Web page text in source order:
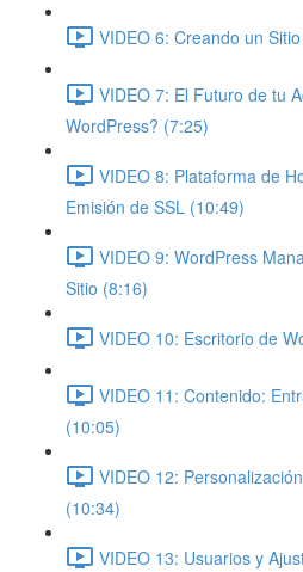
VIDEO 6: Creando un
VIDEO 7: El Futuro de tu
WordPress? (7:25)
VIDEO 8: Plataforma de
Emisión de SSL (10:49)
VIDEO 9: WordPress
Sitio (8:16)
VIDEO 10: Escritorio de
VIDEO 11: Contenido:
(10:05)
VIDEO 12:
(10:34)
VIDEO 13: Usuarios y